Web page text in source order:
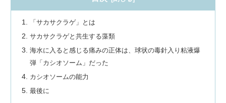
「サカサクラゲ」とは
サカサクラゲと共生する藻類
海水に入ると感じる痛みの正体は、球状の毒針入り粘液爆
弾「カシオソーム」だった
カシオソームの能力
最後に